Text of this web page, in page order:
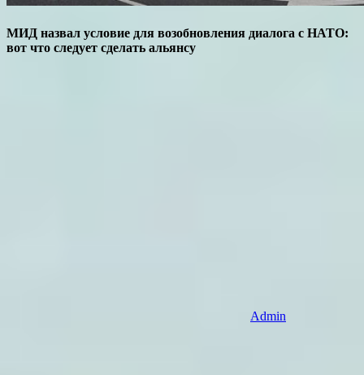
МИД назвал условие для возобновления диалога с НАТО:
вот что следует сделать альянсу
Admin